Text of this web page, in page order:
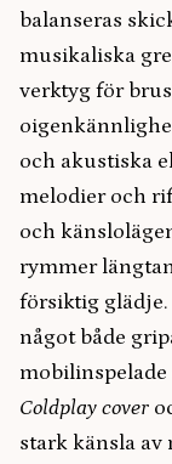
balanseras
musikaliska
verktyg för
och akustiska
melodier och
och
rymmer
försiktig glädje.
något både
mobilinspelade
Coldplay cover
stark känsla